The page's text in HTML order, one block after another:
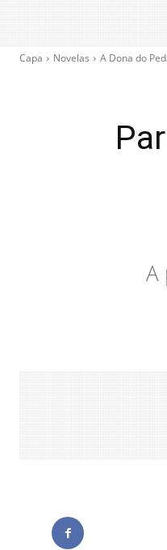
Capa Novelas A Dona do
A